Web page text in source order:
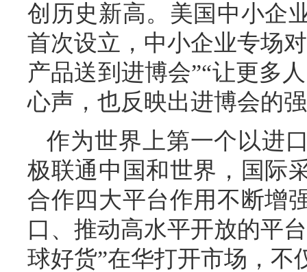
创历史新高。美国中小企
首次设立，中小企业专场
产品送到进博会”“让更多
心声，也反映出进博会的
作为世界上第一个以进
极联通中国和世界，国际
合作四大平台作用不断增
口、推动高水平开放的平
球好货”在华打开市场，不